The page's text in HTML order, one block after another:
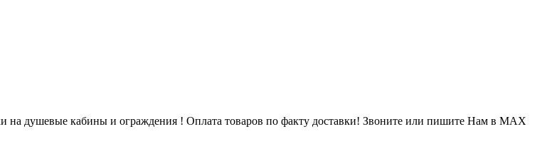
кабины и ограждения ! Оплата товаров по факту доставки! Звоните или пишите Нам в MAX